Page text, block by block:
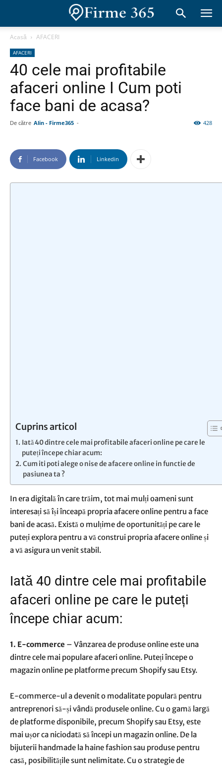
Acasă AFACERI
AFACERI
40 cele mai profitabile
afaceri online I Cum poti
face bani de acasa?
De către Alin - Firme365 - 428
Facebook Linkedin
Cuprins articol
Iată 40 dintre cele mai profitabile afaceri online pe care le
puteți începe chiar acum:
Cum iti poti alege o nise de afacere online in functie de
pasiunea ta ?
In era digitală în care trăim, tot mai mulți oameni sunt
interesați să își înceapă propria afacere online pentru a face
bani de acasă. Există o mulțime de oportunități pe care le
puteți explora pentru a vă construi propria afacere online și
a vă asigura un venit stabil.
Iată 40 dintre cele mai profitabile
afaceri online pe care le puteți
începe chiar acum:
1. E-commerce – Vânzarea de produse online este una
dintre cele mai populare afaceri online. Puteți începe o
magazin online pe platforme precum Shopify sau Etsy.
E-commerce-ul a devenit o modalitate populară pentru
antreprenori să-și vândă produsele online. Cu o gamă largă
de platforme disponibile, precum Shopify sau Etsy, este
mai ușor ca niciodată să începi un magazin online. De la
bijuterii handmade la haine fashion sau produse pentru
casă, posibilitățile sunt nelimitate. Cu o strategie de